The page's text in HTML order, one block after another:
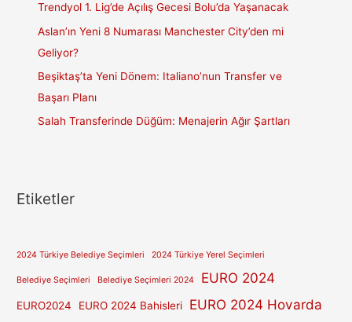
Trendyol 1. Lig’de Açılış Gecesi Bolu’da Yaşanacak
Aslan’ın Yeni 8 Numarası Manchester City’den mi
Geliyor?
Beşiktaş’ta Yeni Dönem: Italiano’nun Transfer ve
Başarı Planı
Salah Transferinde Düğüm: Menajerin Ağır Şartları
Etiketler
2024 Türkiye Belediye Seçimleri 2024 Türkiye Yerel Seçimleri
Belediye Seçimleri Belediye Seçimleri 2024 EURO 2024
EURO2024 EURO 2024 Bahisleri EURO 2024 Hovarda